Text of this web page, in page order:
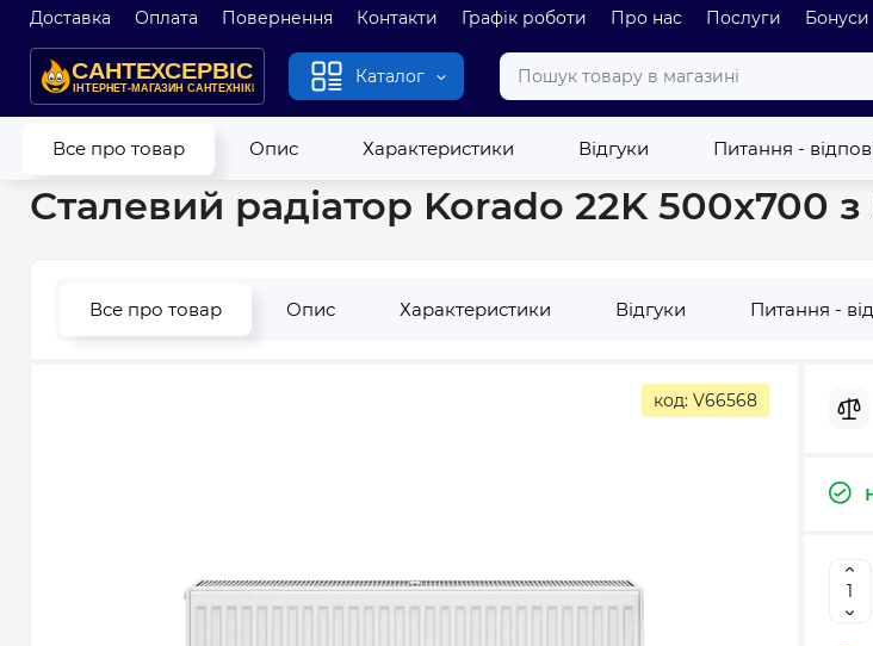
Доставка Оплата Повернення Контакти Графік роботи Про нас Послуги Бонуси
Каталог
Все про товар Опис Характеристики Відгуки Питання -
Головна Радіатори опалення Сталеві радіатори Сталевий радіатор Korado 22K 500x700 з
Сталевий радіатор Korado 22K 500x700
Все про товар Опис Характеристики Відгуки Питання -
код: V66568